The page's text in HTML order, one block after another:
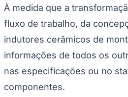
Santana de ParnaíbaOsascoCarapicuíba
Para Sua Empresa
Anuncie Regional
Guia de Empresas
Hub de Negócios
Guia Comercial
Selo Verificado
Portal Educacional
À medida que a
fluxo de trabalho, da
indutores cerâmicos de
informações de todos os
nas especificações ou no
componentes.